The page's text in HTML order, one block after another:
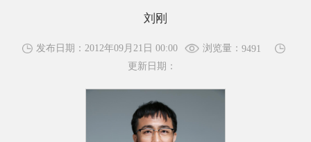
刘刚
发布日期：2012年09月21日 00:00 浏览量：9491
更新日期：